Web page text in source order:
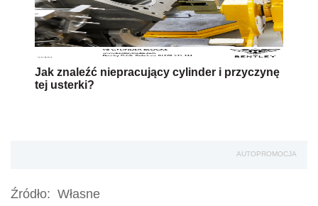
Jak znaleźć niepracujący cylinder i przyczynę
tej usterki?
AUTOPROMOCJA
Źródło: Własne